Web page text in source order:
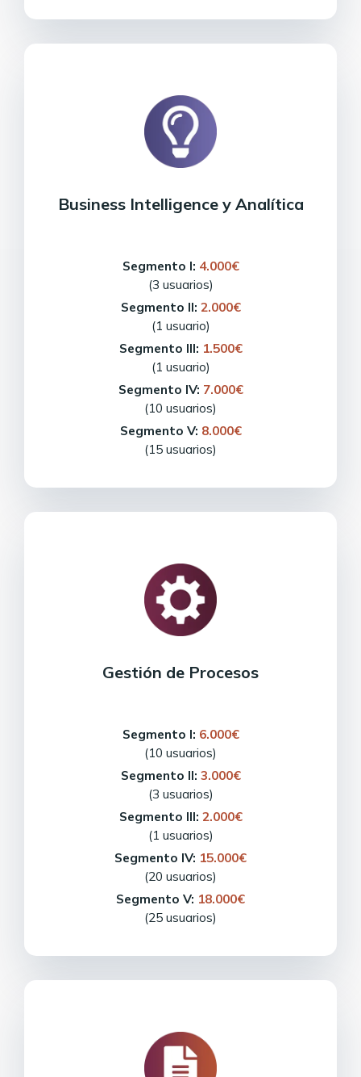
Business Intelligence y Analítica
Segmento I: 4.000€
(3 usuarios)
Segmento II: 2.000€
(1 usuario)
Segmento III: 1.500€
(1 usuario)
Segmento IV: 7.000€
(10 usuarios)
Segmento V: 8.000€
(15 usuarios)
Gestión de Procesos
Segmento I: 6.000€
(10 usuarios)
Segmento II: 3.000€
(3 usuarios)
Segmento III: 2.000€
(1 usuarios)
Segmento IV: 15.000€
(20 usuarios)
Segmento V: 18.000€
(25 usuarios)